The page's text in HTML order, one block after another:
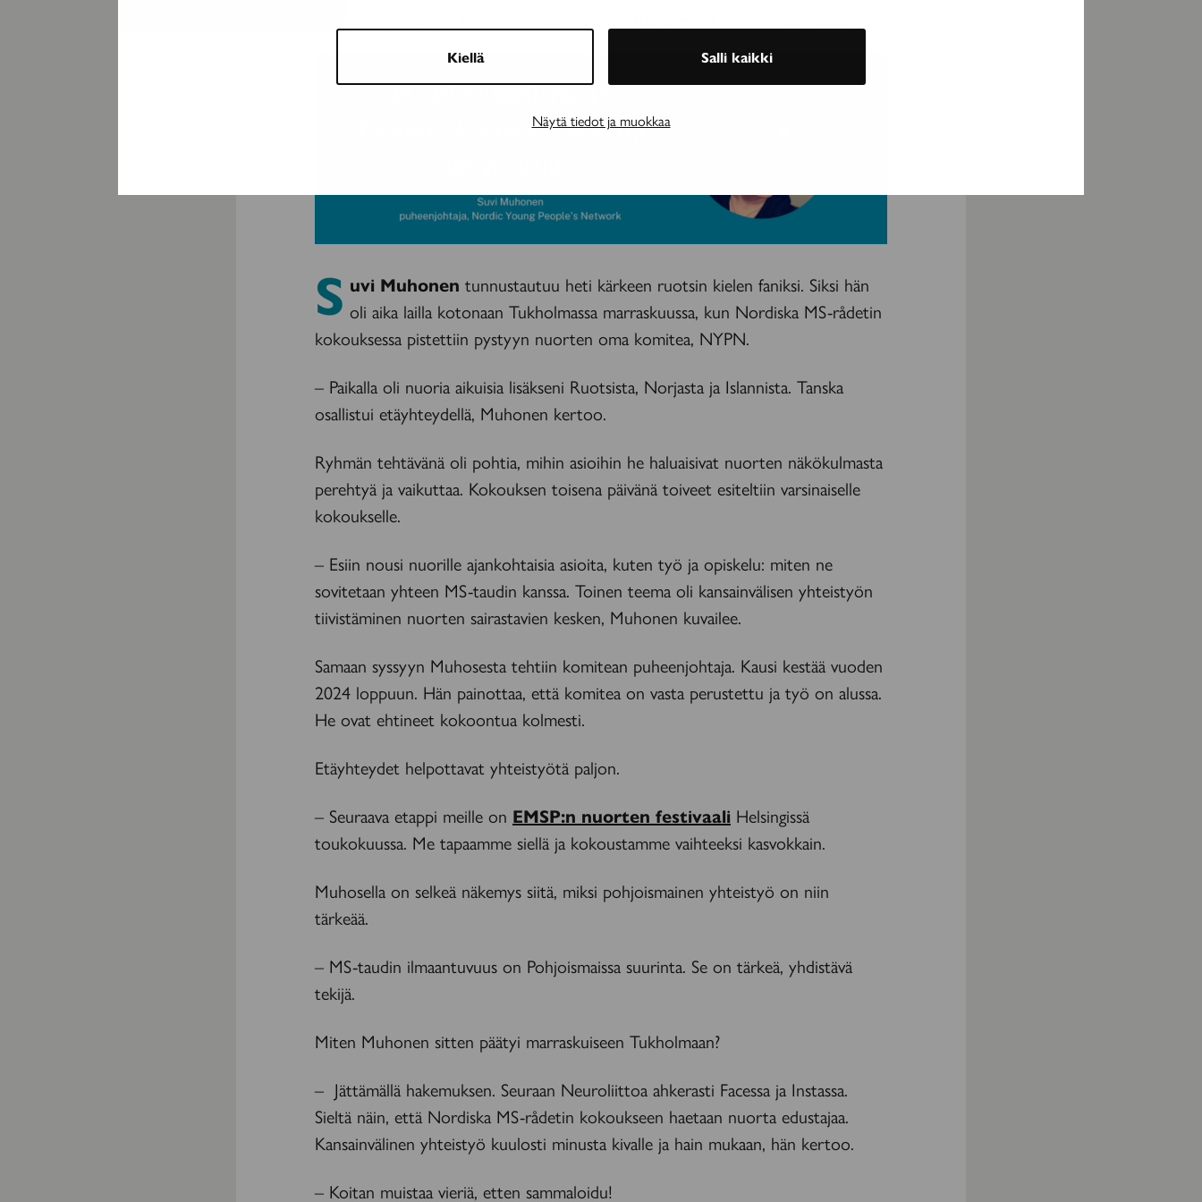
Kiellä Salli kaikki
Näytä tiedot ja muokkaa
S uvi Muhonen tunnustautuu heti kärkeen ruotsin kielen faniksi. Siksi hän
oli aika lailla kotonaan Tukholmassa marraskuussa, kun Nordiska MS-rådetin
kokouksessa pistettiin pystyyn nuorten oma komitea, NYPN.
– Paikalla oli nuoria aikuisia lisäkseni Ruotsista, Norjasta ja Islannista. Tanska
osallistui etäyhteydellä, Muhonen kertoo.
Ryhmän tehtävänä oli pohtia, mihin asioihin he haluaisivat nuorten näkökulmasta
perehtyä ja vaikuttaa. Kokouksen toisena päivänä toiveet esiteltiin varsinaiselle
kokoukselle.
– Esiin nousi nuorille ajankohtaisia asioita, kuten työ ja opiskelu: miten ne
sovitetaan yhteen MS-taudin kanssa. Toinen teema oli kansainvälisen yhteistyön
tiivistäminen nuorten sairastavien kesken, Muhonen kuvailee.
Samaan syssyyn Muhosesta tehtiin komitean puheenjohtaja. Kausi kestää vuoden
2024 loppuun. Hän painottaa, että komitea on vasta perustettu ja työ on alussa.
He ovat ehtineet kokoontua kolmesti.
Etäyhteydet helpottavat yhteistyötä paljon.
– Seuraava etappi meille on EMSP:n nuorten festivaali Helsingissä
toukokuussa. Me tapaamme siellä ja kokoustamme vaihteeksi kasvokkain.
Muhosella on selkeä näkemys siitä, miksi pohjoismainen yhteistyö on niin
tärkeää.
– MS-taudin ilmaantuvuus on Pohjoismaissa suurinta. Se on tärkeä, yhdistävä
tekijä.
Miten Muhonen sitten päätyi marraskuiseen Tukholmaan?
– Jättämällä hakemuksen. Seuraan Neuroliittoa ahkerasti Facessa ja Instassa.
Sieltä näin, että Nordiska MS-rådetin kokoukseen haetaan nuorta edustajaa.
Kansainvälinen yhteistyö kuulosti minusta kivalle ja hain mukaan, hän kertoo.
– Koitan muistaa vieriä, etten sammaloidu!